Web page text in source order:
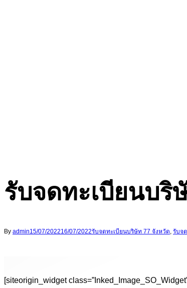
รับจดทะเบียนบริ
By admin15/07/202216/07/2022รับจดทะเบียนบริษัท 77 จังหวัด รับจ
[siteorigin_widget